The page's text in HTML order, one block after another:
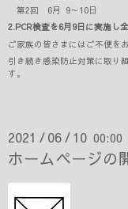
第2回 6月 9～10日
2.PCR検査を6月9日に実施し
ご家族の皆さまにはご不便を
引き続き感染防止対策に取り
す。
2021 / 06 / 10 00:00
ホームページの